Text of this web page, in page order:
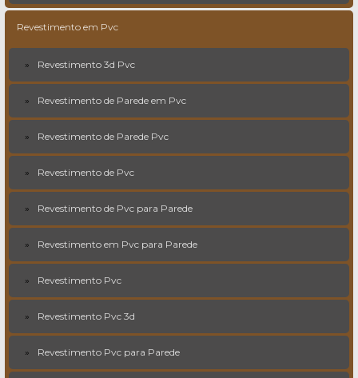
Revestimento em Pvc
Revestimento 3d Pvc
Revestimento de Parede em Pvc
Revestimento de Parede Pvc
Revestimento de Pvc
Revestimento de Pvc para Parede
Revestimento em Pvc para Parede
Revestimento Pvc
Revestimento Pvc 3d
Revestimento Pvc para Parede